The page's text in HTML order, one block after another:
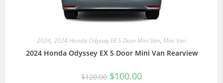
2024, 2024 Honda Odyssey EX 5 Door Mini Van, Mini Van
2024 Honda Odyssey EX 5 Door Mini Van Rearview
$120.00 $100.00